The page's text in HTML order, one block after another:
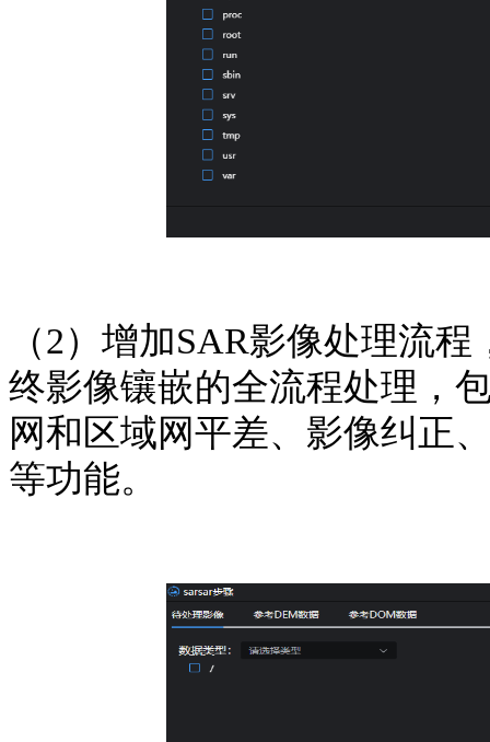
（2）增加SAR影像处理流
终影像镶嵌的全流程处理，
网和区域网平差、影像纠正
等功能。